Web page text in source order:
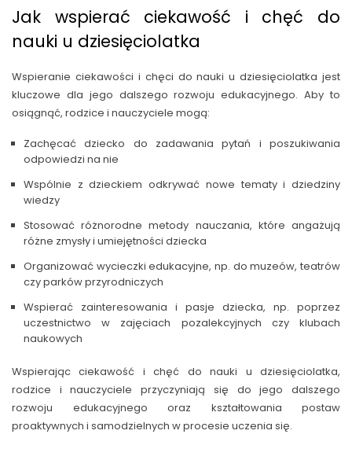
Jak wspierać ciekawość i chęć do
nauki u dziesięciolatka
Wspieranie ciekawości i chęci do nauki u dziesięciolatka jest
kluczowe dla jego dalszego rozwoju edukacyjnego. Aby to
osiągnąć, rodzice i nauczyciele mogą:
Zachęcać dziecko do zadawania pytań i poszukiwania
odpowiedzi na nie
Wspólnie z dzieckiem odkrywać nowe tematy i dziedziny
wiedzy
Stosować różnorodne metody nauczania, które angażują
różne zmysły i umiejętności dziecka
Organizować wycieczki edukacyjne, np. do muzeów, teatrów
czy parków przyrodniczych
Wspierać zainteresowania i pasje dziecka, np. poprzez
uczestnictwo w zajęciach pozalekcyjnych czy klubach
naukowych
Wspierając ciekawość i chęć do nauki u dziesięciolatka,
rodzice i nauczyciele przyczyniają się do jego dalszego
rozwoju edukacyjnego oraz kształtowania postaw
proaktywnych i samodzielnych w procesie uczenia się.